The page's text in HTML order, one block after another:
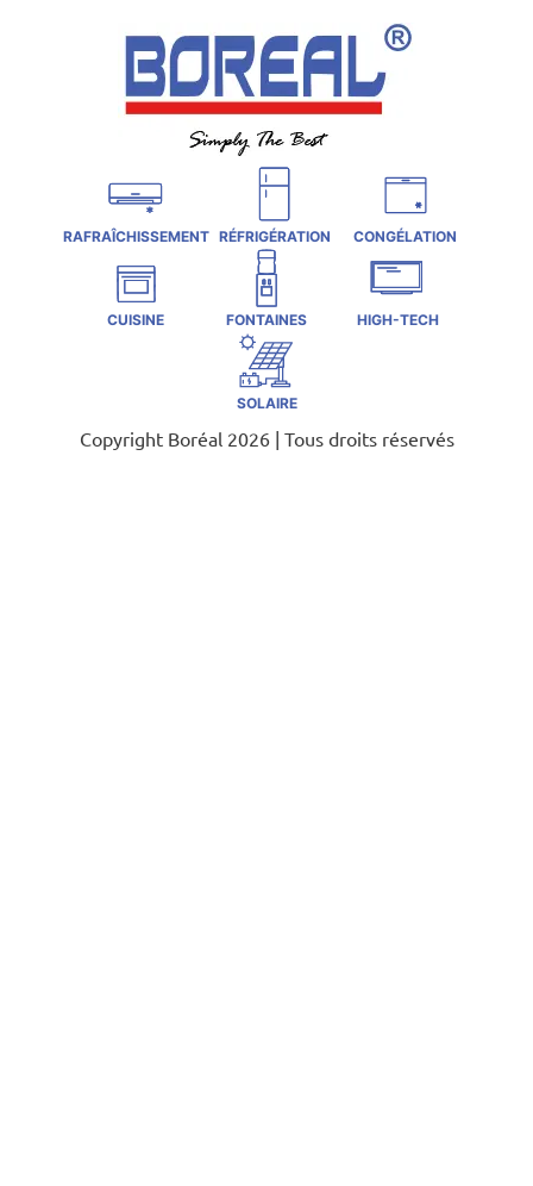
RAFRAÎCHISSEMENT RÉFRIGÉRATION CONGÉLATION
CUISINE FONTAINES HIGH-TECH
SOLAIRE
Copyright Boréal 2026 | Tous droits réservés